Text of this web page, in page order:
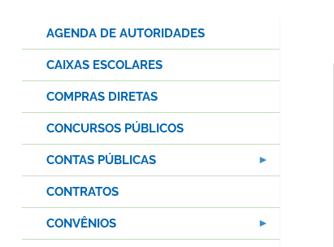
AGENDA DE AUTORIDADES
CAIXAS ESCOLARES
COMPRAS DIRETAS
CONCURSOS PÚBLICOS
CONTAS PÚBLICAS
CONTRATOS
CONVÊNIOS